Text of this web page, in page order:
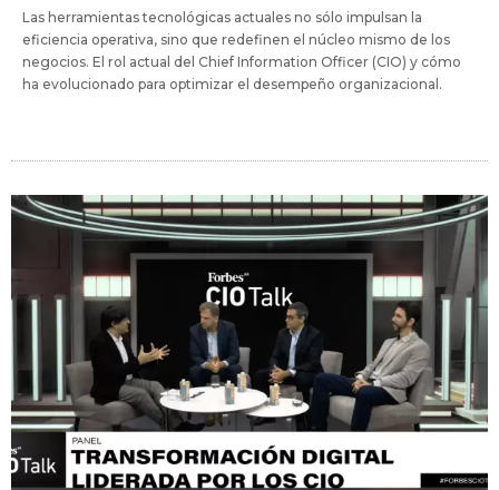
Las herramientas tecnológicas actuales no sólo impulsan la
eficiencia operativa, sino que redefinen el núcleo mismo de los
negocios. El rol actual del Chief Information Officer (CIO) y cómo
ha evolucionado para optimizar el desempeño organizacional.